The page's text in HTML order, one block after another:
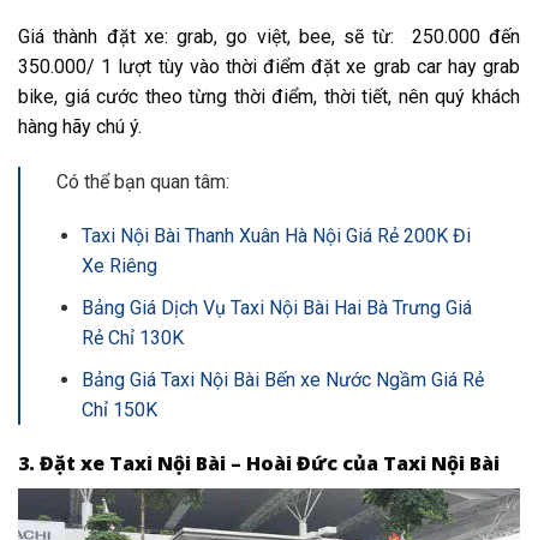
Giá thành đặt xe: grab, go việt, bee, sẽ từ: 250.000 đến
350.000/ 1 lượt tùy vào thời điểm đặt xe grab car hay grab
bike, giá cước theo từng thời điểm, thời tiết, nên quý khách
hàng hãy chú ý.
Có thể bạn quan tâm:
Taxi Nội Bài Thanh Xuân Hà Nội Giá Rẻ 200K Đi
Xe Riêng
Bảng Giá Dịch Vụ Taxi Nội Bài Hai Bà Trưng Giá
Rẻ Chỉ 130K
Bảng Giá Taxi Nội Bài Bến xe Nước Ngầm Giá Rẻ
Chỉ 150K
3. Đặt xe Taxi Nội Bài – Hoài Đức của Taxi Nội Bài